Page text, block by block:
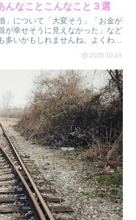
んなことこんなこと３選
」について「大変そう」「お金が
が幸せそうに見えなかった」など
多いかもしれませんね。よくわか
2025.10.14